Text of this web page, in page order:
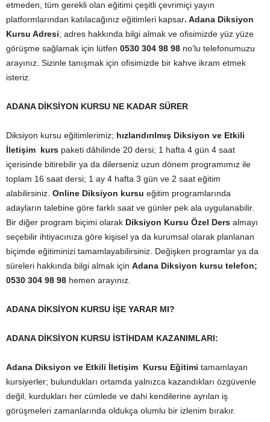
etmeden, tüm gerekli olan eğitimi çeşitli çevrimiçi yayın
platformlarından katılacağınız eğitimleri kapsar. Adana Diksiyon
Kursu Adresi; adres hakkında bilgi almak ve ofisimizde yüz yüze
görüşme sağlamak için lütfen 0530 304 98 98 no’lu telefonumuzu
arayınız. Sizinle tanışmak için ofisimizde bir kahve ikram etmek
isteriz.
ADANA DİKSİYON KURSU NE KADAR SÜRER
Diksiyon kursu eğitimlerimiz; hızlandırılmış Diksiyon ve Etkili
İletişim kurs paketi dâhilinde 20 dersi; 1 hafta 4 gün 4 saat
içerisinde bitirebilir ya da dilerseniz uzun dönem programımız ile
toplam 16 saat dersi; 1 ay 4 hafta 3 gün ve 2 saat eğitim
alabilirsiniz. Online Diksiyon kursu eğitim programlarında
adayların talebine göre farklı saat ve günler pek ala uygulanabilir.
Bir diğer program biçimi olarak Diksiyon Kursu Özel Ders almayı
seçebilir ihtiyacınıza göre kişisel ya da kurumsal olarak planlanan
biçimde eğitiminizi tamamlayabilirsiniz. Değişken programlar ya da
süreleri hakkında bilgi almak için Adana Diksiyon kursu telefon;
0530 304 98 98 hemen arayınız.
ADANA DİKSİYON KURSU İŞE YARAR MI?
ADANA DİKSİYON KURSU İSTİHDAM KAZANIMLARI:
Adana Diksiyon ve Etkili İletişim Kursu Eğitimi tamamlayan
kursiyerler; bulundukları ortamda yalnızca kazandıkları özgüvenle
değil, kurdukları her cümlede ve dahi kendilerine ayrılan iş
görüşmeleri zamanlarında oldukça olumlu bir izlenim bırakır.